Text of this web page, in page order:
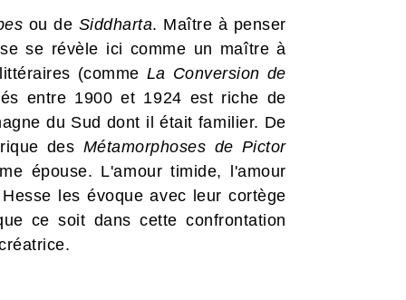
ou de Siddharta. Maître à penser
se révèle ici comme un maître à
(comme La Conversion de
entre 1900 et 1924 est riche de
du Sud dont il était familier. De
des Métamorphoses de Pictor
épouse. L'amour timide, l'amour
les évoque avec leur cortège
ce soit dans cette confrontation